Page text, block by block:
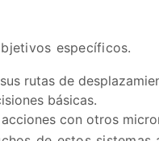
específicos.
rutas de
básicas.
con otros